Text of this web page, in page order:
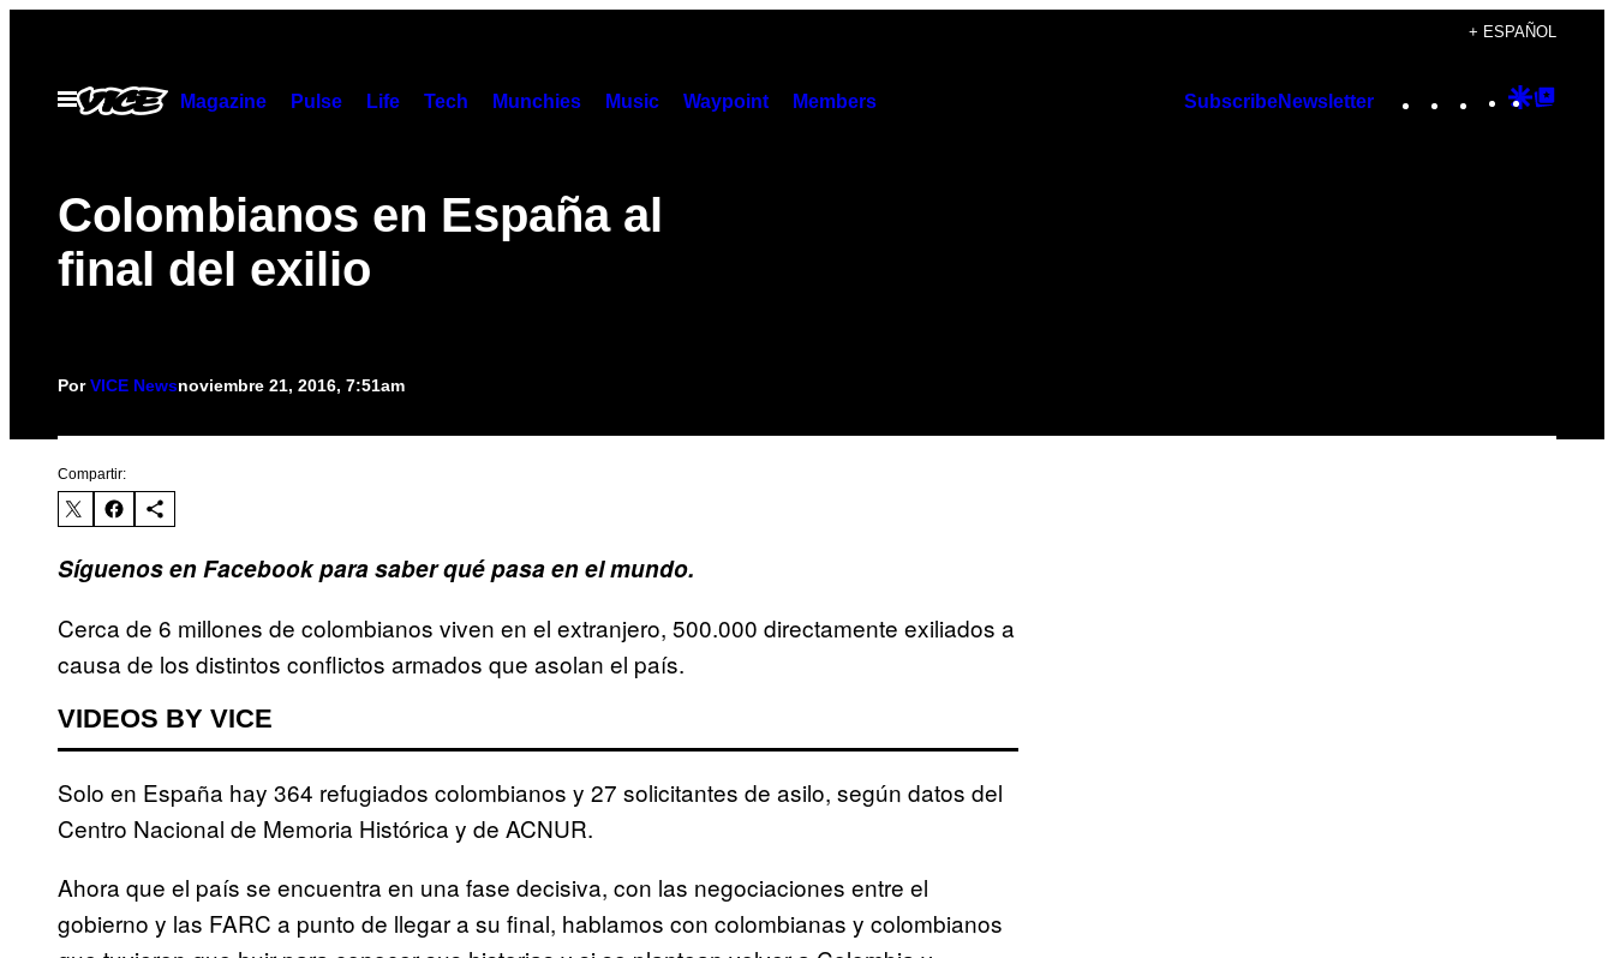
contenido
+ ESPAÑOL
Abrir
Menú
Magazine Pulse Life Tech Munchies Music Waypoint Members SubscribeNewsletter Instagram
TikTok
YouTube
Google
Colombianos en España al
final del exilio
PorVICE Newsnoviembre 21, 2016, 7:51am
Compartir:
Síguenos en Facebook para saber qué pasa en el mundo.
Cerca de 6 millones de colombianos viven en el extranjero, 500.000 directamente exiliados a
causa de los distintos conflictos armados que asolan el país.
VIDEOS BY VICE
Solo en España hay 364 refugiados colombianos y 27 solicitantes de asilo, según datos del
Centro Nacional de Memoria Histórica y de ACNUR.
Ahora que el país se encuentra en una fase decisiva, con las negociaciones entre el
gobierno y las FARC a punto de llegar a su final, hablamos con colombianas y colombianos